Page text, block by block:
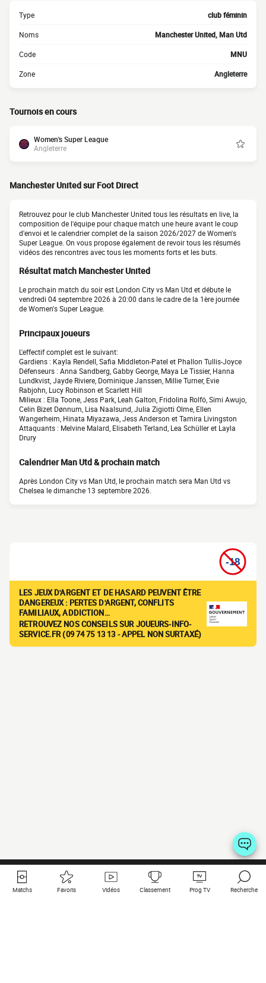
Type club féminin
Noms Manchester United, Man Utd
Code MNU
Zone Angleterre
Tournois en cours
Women's Super League
Angleterre
Manchester United sur Foot Direct
Retrouvez pour le club Manchester United tous les résultats en live, la
composition de l'équipe pour chaque match une heure avant le coup
d'envoi et le calendrier complet de la saison 2026/2027 de Women's
Super League. On vous propose également de revoir tous les résumés
vidéos des rencontres avec tous les moments forts et les buts.
Résultat match Manchester United
Le prochain match du soir est London City vs Man Utd et débute le
vendredi 04 septembre 2026 à 20:00 dans le cadre de la 1ère journée
de Women's Super League.
Principaux joueurs
L'effectif complet est le suivant:
Gardiens : Kayla Rendell, Safia Middleton-Patel et Phallon Tullis-Joyce
Défenseurs : Anna Sandberg, Gabby George, Maya Le Tissier, Hanna
Lundkvist, Jayde Riviere, Dominique Janssen, Millie Turner, Evie
Rabjohn, Lucy Robinson et Scarlett Hill
Milieux : Ella Toone, Jess Park, Leah Galton, Fridolina Rolfö, Simi Awujo,
Celin Bizet Dønnum, Lisa Naalsund, Julia Zigiotti Olme, Ellen
Wangerheim, Hinata Miyazawa, Jess Anderson et Tamira Livingston
Attaquants : Melvine Malard, Elisabeth Terland, Lea Schüller et Layla
Drury
Calendrier Man Utd & prochain match
Après London City vs Man Utd, le prochain match sera Man Utd vs
Chelsea le dimanche 13 septembre 2026.
LES JEUX D'ARGENT ET DE HASARD PEUVENT ÊTRE
DANGEREUX : PERTES D'ARGENT, CONFLITS
FAMILIAUX, ADDICTION…
RETROUVEZ NOS CONSEILS SUR JOUEURS-INFO-
SERVICE.FR (09 74 75 13 13 - APPEL NON SURTAXÉ)
Matchs Favoris Vidéos Classement Prog TV Recherche